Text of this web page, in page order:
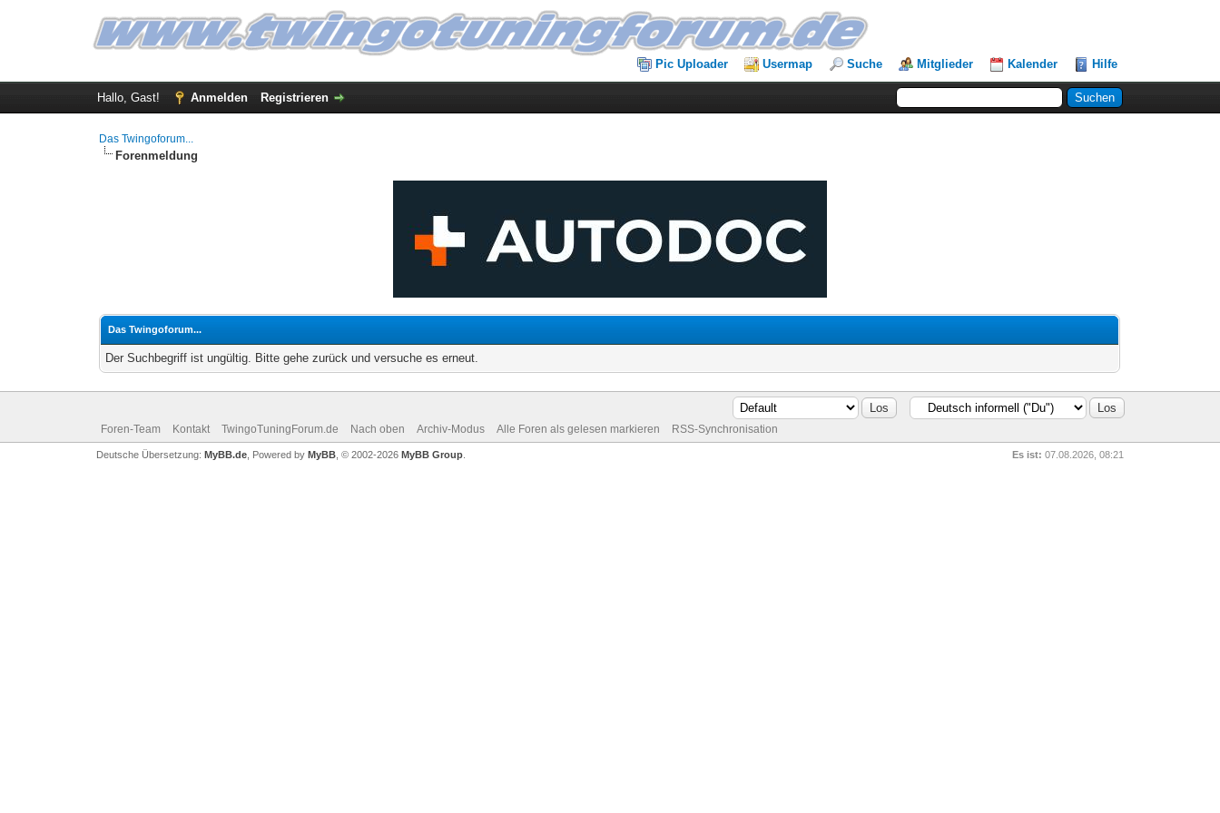
Pic Uploader Usermap Suche Mitglieder Kalender Hilfe
Hallo, Gast! Anmelden Registrieren
Das Twingoforum...
Forenmeldung
Das Twingoforum...
Der Suchbegriff ist ungültig. Bitte gehe zurück und versuche es erneut.
Foren-Team Kontakt TwingoTuningForum.de Nach oben Archiv-Modus Alle Foren als gelesen markieren RSS-Synchronisation
Es ist: 07.08.2026, 08:21
Deutsche Übersetzung: MyBB.de, Powered by MyBB, © 2002-2026 MyBB Group.